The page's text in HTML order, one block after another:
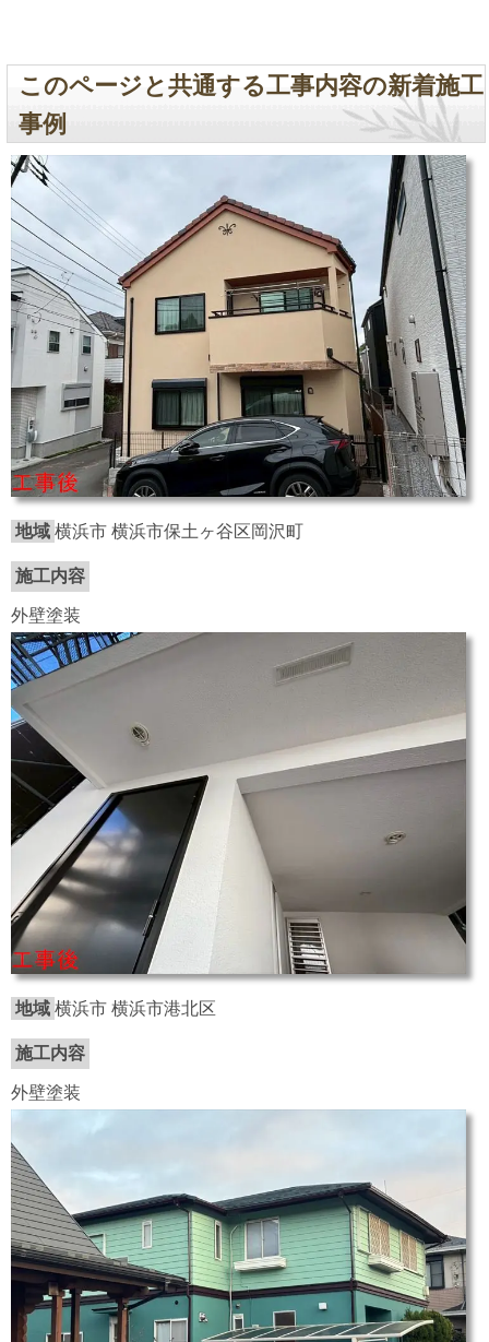
このページと共通する工事内容の新着施工
事例
地域 横浜市 横浜市保土ヶ谷区岡沢町
施工内容
外壁塗装
地域 横浜市 横浜市港北区
施工内容
外壁塗装